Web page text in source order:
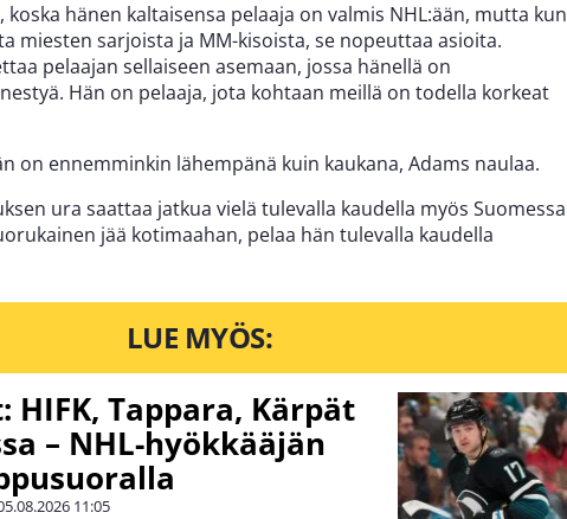
koska hänen kaltaisensa pelaaja on valmis NHL:ään, mutta kun
miesten sarjoista ja MM-kisoista, se nopeuttaa asioita.
pelaajan sellaiseen asemaan, jossa hänellä on
Hän on pelaaja, jota kohtaan meillä on todella korkeat
on ennemminkin lähempänä kuin kaukana, Adams naulaa.
ura saattaa jatkua vielä tulevalla kaudella myös Suomessa
jää kotimaahan, pelaa hän tulevalla kaudella
LUE MYÖS:
HIFK, Tappara, Kärpät
– NHL-hyökkääjän
11:05